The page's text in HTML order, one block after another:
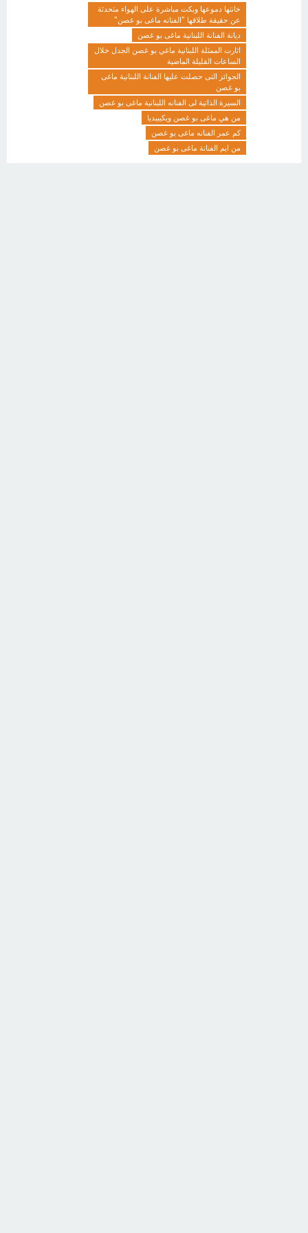
خانتها دموعها وبكت مباشرة على الهواء متحدثة
عن حقيقة طلاقها "الفنانه ماغى بو غصن"
ديانة الفنانة اللبنانية ماغى بو غصن
اثارت الممثلة اللبنانية ماغي بو غصن الجدل خلال
الساعات القليلة الماضية
الجوائز التى حصلت عليها الفنانة اللبنانية ماغى
بو غصن
السيرة الذاتية لى الفنانه اللبنانية ماغى بو غصن
من هي ماغى بو غصن ويكيبيديا
كم عمر الفنانه ماغى بو غصن
من ايم الفنانة ماغى بو غصن